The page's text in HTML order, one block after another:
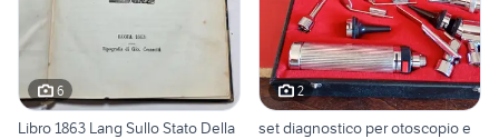
6
Libro 1863 Lang Sullo Stato Della
2
set diagnostico per otoscopio e